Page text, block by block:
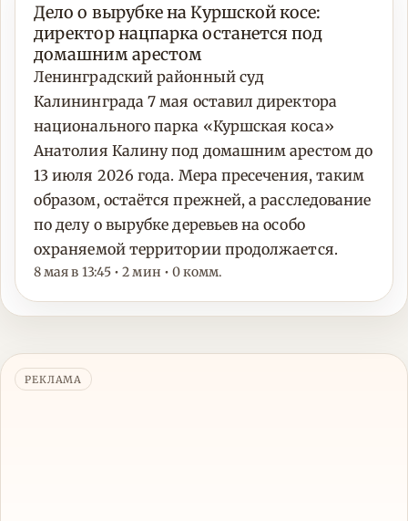
Дело о вырубке на Куршской косе:
директор нацпарка останется под
домашним арестом
Ленинградский районный суд
Калининграда 7 мая оставил директора
национального парка «Куршская коса»
Анатолия Калину под домашним арестом до
13 июля 2026 года. Мера пресечения, таким
образом, остаётся прежней, а расследование
по делу о вырубке деревьев на особо
охраняемой территории продолжается.
8 мая в 13:45 • 2 мин • 0 комм.
РЕКЛАМА